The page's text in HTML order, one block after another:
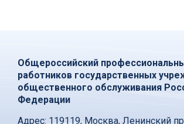
Общероссийский
работников государственных
общественного обслуживания
Федерации
Адрес: 119119, Москва, Ленинский